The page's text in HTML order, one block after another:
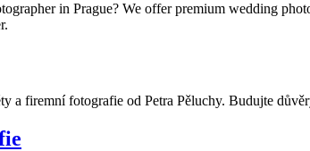
in Prague? We offer premium wedding
a firemní fotografie od Petra Pěluchy. Budujte